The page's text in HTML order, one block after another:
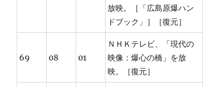
放映。［「広島原爆ハン
ドブック」］［復元］
69 08 01
ＮＨＫテレビ、「現代の
映像：爆心の橋」を放
映。［復元］